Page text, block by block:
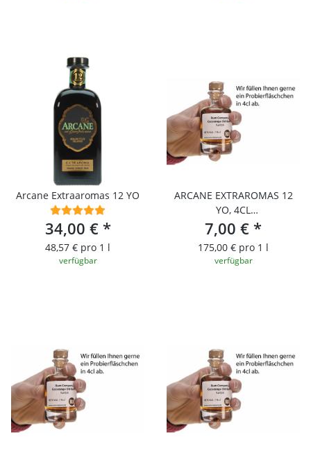
Arcane Extraaromas 12 YO
34,00 € *
48,57 € pro 1 l
verfügbar
ARCANE EXTRAROMAS 12
YO, 4CL
PROBIERFLÄSCHCHEN
7,00 € *
175,00 € pro 1 l
verfügbar